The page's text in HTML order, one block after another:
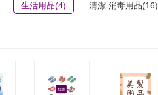
生活用品(4) 清潔.消毒用品(16)